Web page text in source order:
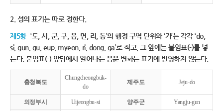
2. 성의 표기는 따로 정한다.
제5항 ‘도, 시, 군, 구, 읍, 면, 리, 동’의 행정 구역 단위와 ‘가’는 각각 ‘do,
si, gun, gu, eup, myeon, ri, dong, ga’로 적고, 그 앞에는 붙임표(-)를 넣
는다. 붙임표(-) 앞뒤에서 일어나는 음운 변화는 표기에 반영하지 않는다.
충청북도
Chungcheongbuk-
do
제주도 Jeju-do
의정부시 Uijeongbu-si 양주군 Yangju-gun